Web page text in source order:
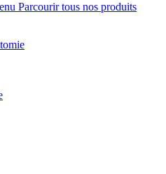
Parcourir tous nos produits